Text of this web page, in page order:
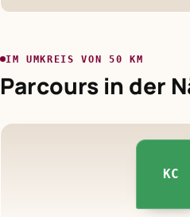
IM UMKREIS VON 50 KM
Parcours in der
KC